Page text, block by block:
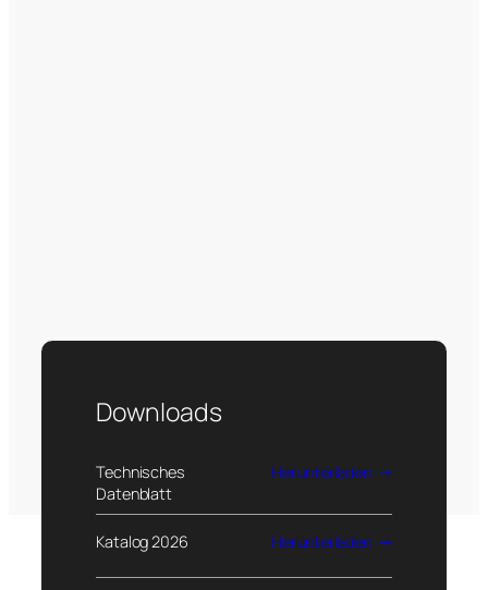
Downloads
Technisches
Datenblatt
Herunterladen
Katalog 2026 Herunterladen